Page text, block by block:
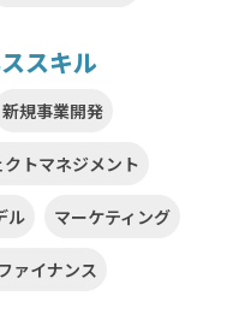
スキル
新規事業開発
トマネジメント
ル マーケティング
ァイナンス